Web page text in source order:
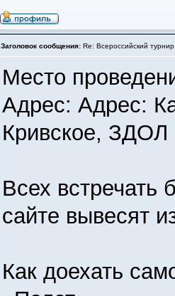
Заголовок сообщения: Re: Всероссийский
Место
Адрес: Адрес:
Кривское, ЗДОЛ
Всех встречать
сайте вывесят
Как доехать